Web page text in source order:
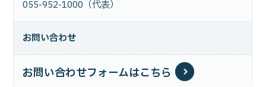
055-952-1000（代表）
お問い合わせ
お問い合わせフォームはこちら